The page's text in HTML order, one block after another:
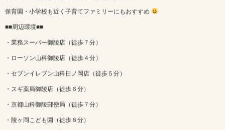
保育園・小学校も近く子育てファミリーにもおすすめ
■■周辺環境■■
・業務スーパー御陵店（徒歩７分）
・ローソン山科御陵店（徒歩４分）
・セブンイレブン山科日ノ岡店（徒歩５分）
・スギ薬局御陵店（徒歩６分）
・京都山科御陵郵便局（徒歩７分）
・陵ヶ岡こども園（徒歩８分）